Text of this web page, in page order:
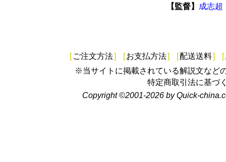
【監督】
成志超
[ ご注文方法] [お支払方法] [配送送料] [
※当サイトに掲載されている解説文など
特定商取引法に基づ
Copyright ©2001-2026 by Quick-